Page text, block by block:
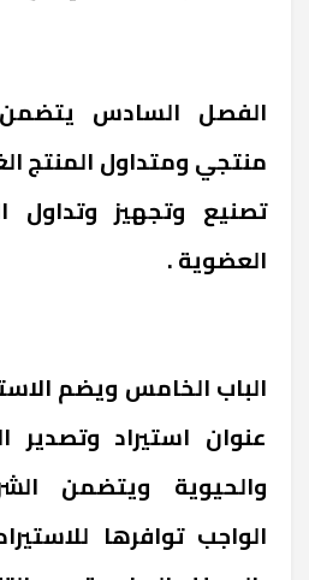
الفصل السادس يتضمن
منتجي ومتداول المنتج
تصنيع وتجهيز وتداول
العضوية .
الباب الخامس ويضم
عنوان استيراد وتصدير
والحيوية ويتضمن
الواجب توافرها